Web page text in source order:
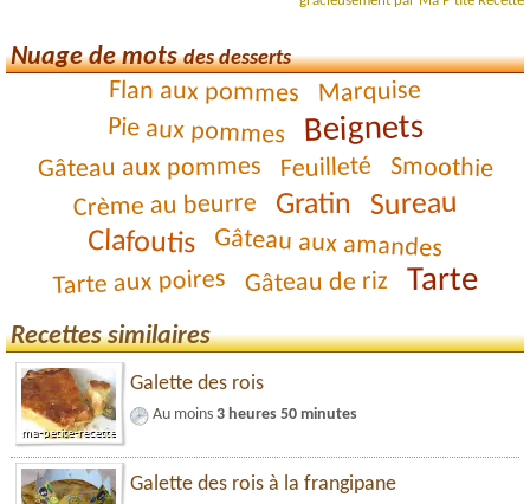
Nuage de motsdes desserts
Flan aux pommes Marquise
Pie aux pommes Beignets
Gâteau aux pommes Feuilleté Smoothie
Crème au beurre Gratin Sureau
Clafoutis Gâteau aux amandes
Tarte aux poires Gâteau de riz Tarte
Recettes similaires
Galette des rois
Au moins 3 heures 50 minutes
Galette des rois à la frangipane